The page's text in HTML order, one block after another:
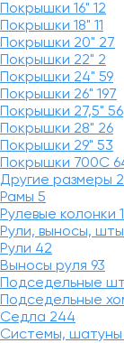
Покрышки 16" 12
Покрышки 18" 11
Покрышки 20" 27
Покрышки 22" 2
Покрышки 24" 59
Покрышки 26" 197
Покрышки 27,5" 56
Покрышки 28" 26
Покрышки 29" 53
Покрышки 700C
Другие размеры
Рамы 5
Рулевые колонки
Рули, выносы,
Рули 42
Выносы руля 93
Подседельные
Подседельные
Седла 244
Системы, шатуны